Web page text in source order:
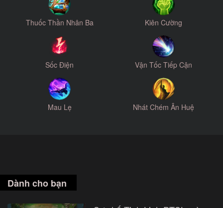
Thuốc Thần Nhân Ba Kiên Cường
Sốc Điện Vận Tốc Tiếp Cận
Mau Lẹ Nhát Chém Ân Huệ
Dành cho bạn